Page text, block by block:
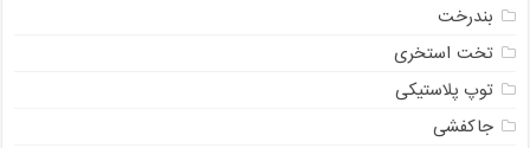
بندرخت
تخت استخری
توپ پلاستیکی
جاکفشی